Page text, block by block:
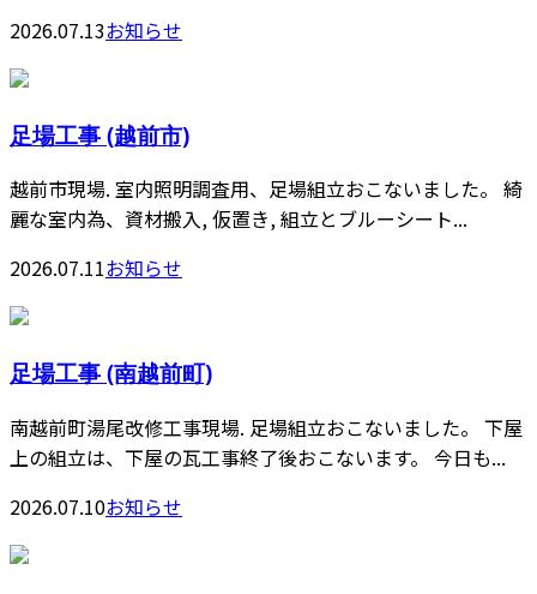
2026.07.13お知らせ
足場工事 (越前市)
越前市現場. 室内照明調査用、足場組立おこないました。 綺
麗な室内為、資材搬入, 仮置き, 組立とブルーシート...
2026.07.11お知らせ
足場工事 (南越前町)
南越前町湯尾改修工事現場. 足場組立おこないました。 下屋
上の組立は、下屋の瓦工事終了後おこないます。 今日も...
2026.07.10お知らせ